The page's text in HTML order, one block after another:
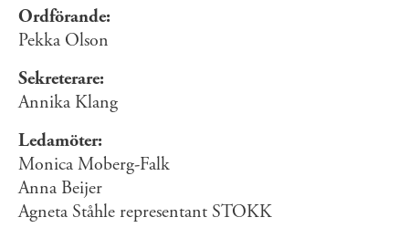
Ordförande:
Pekka Olson
Sekreterare:
Annika Klang
Ledamöter:
Monica Moberg-Falk
Anna Beijer
Agneta Ståhle representant STOKK